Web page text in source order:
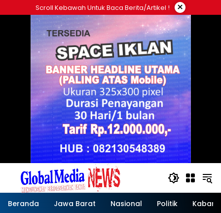
ke
Scroll Kebawah Untuk Baca Berita/artikel ! ×
Beranda Jawa Barat Nasional Politik Kabar